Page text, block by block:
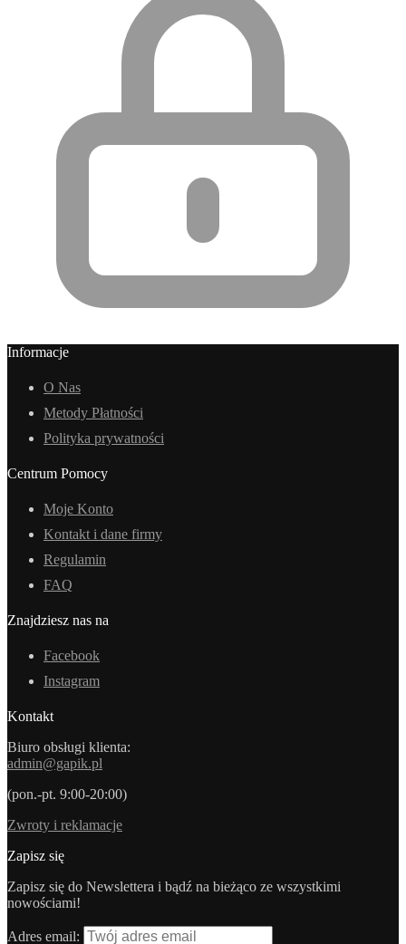
Informacje
O Nas
Metody Płatności
Polityka prywatności
Centrum Pomocy
Moje Konto
Kontakt i dane firmy
Regulamin
FAQ
Znajdziesz nas na
Facebook
Instagram
Kontakt
Biuro obsługi klienta:
admin@gapik.pl
(pon.-pt. 9:00-20:00)
Zwroty i reklamacje
Zapisz się
Zapisz się do Newslettera i bądź na bieżąco ze wszystkimi
nowościami!
Adres email: